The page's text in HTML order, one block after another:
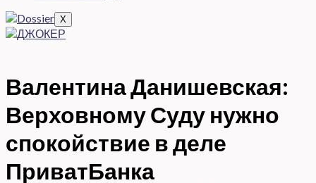
X
Валентина Данишевская:
Верховному Суду нужно
спокойствие в деле
ПриватБанка